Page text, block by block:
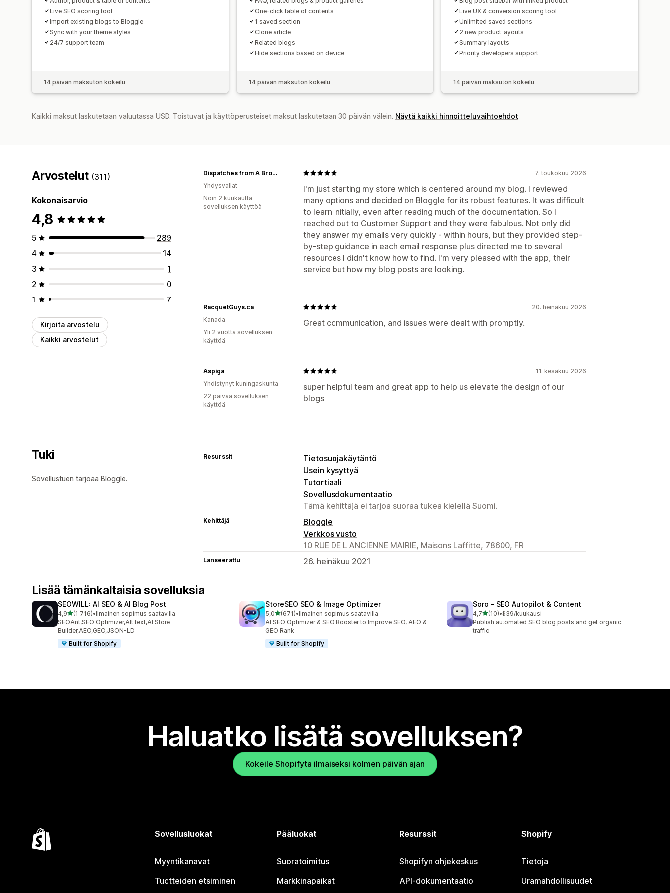
Live SEO scoring tool
Import existing blogs to Bloggle
Sync with your theme styles
24/7 support team
14 päivän maksuton kokeilu
One-click table of contents
1 saved section
Clone article
Related blogs
Hide sections based on device
14 päivän maksuton kokeilu
Live UX & conversion scoring tool
Unlimited saved sections
2 new product layouts
Summary layouts
Priority developers support
14 päivän maksuton kokeilu
Kaikki maksut laskutetaan valuutassa USD. Toistuvat ja käyttöperusteiset maksut laskutetaan 30 päivän välein. Näytä kaikki hinnoitteluvaihtoehdot
Arvostelut (311)
Kokonaisarvio
4,8
5
289
4
14
3
1
2
0
1
7
Kirjoita arvostelu
Kaikki arvostelut
7. toukokuu 2026
I'm just starting my store which is centered around my blog. I reviewed
many options and decided on Bloggle for its robust features. It was difficult
to learn initially, even after reading much of the documentation. So I
reached out to Customer Support and they were fabulous. Not only did
they answer my emails very quickly - within hours, but they provided step-
by-step guidance in each email response plus directed me to several
resources I didn't know how to find. I'm very pleased with the app, their
service but how my blog posts are looking.
Dispatches from A Broad
Yhdysvallat
Noin 2 kuukautta
sovelluksen käyttöä
20. heinäkuu 2026
Great communication, and issues were dealt with promptly.
RacquetGuys.ca
Kanada
Yli 2 vuotta sovelluksen
käyttöä
11. kesäkuu 2026
super helpful team and great app to help us elevate the design of our
blogs
Aspiga
Yhdistynyt kuningaskunta
22 päivää sovelluksen
käyttöä
Tuki
Sovellustuen tarjoaa Bloggle.
Resurssit
Tietosuojakäytäntö
Usein kysyttyä
Tutortiaali
Sovellusdokumentaatio
Tämä kehittäjä ei tarjoa suoraa tukea kielellä Suomi.
Kehittäjä
Bloggle
Verkkosivusto
10 RUE DE L ANCIENNE MAIRIE, Maisons Laffitte, 78600, FR
Lanseerattu 26. heinäkuu 2021
Lisää tämänkaltaisia sovelluksia
SEOWILL: AI SEO & AI Blog Post
4,9/ 5 tähteä
(1 716)
1716 arvostelua yhteensä
•Ilmainen sopimus saatavilla
SEOAnt,SEO Optimizer,Alt text,AI Store
Builder,AEO,GEO,JSON-LD
Built for Shopify
StoreSEO SEO & Image Optimizer
5,0/ 5 tähteä
(671)
671 arvostelua yhteensä
•Ilmainen sopimus saatavilla
AI SEO Optimizer & SEO Booster to Improve SEO, AEO &
GEO Rank
Built for Shopify
Soro ‑ SEO Autopilot & Content
4,7/ 5 tähteä
(10)
10 arvostelua yhteensä
•$39/kuukausi
Publish automated SEO blog posts and get organic
traffic
Haluatko lisätä sovelluksen?
Kokeile Shopifyta ilmaiseksi kolmen päivän ajan
Sovellusluokat
Myyntikanavat
Tuotteiden etsiminen
Pääluokat
Suoratoimitus
Markkinapaikat
Resurssit
Shopifyn ohjekeskus
API-dokumentaatio
Shopify
Tietoja
Uramahdollisuudet